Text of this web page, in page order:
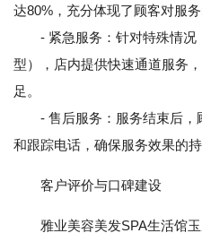
达80%，充分体现了顾客对服务
- 紧急服务：针对特殊情况
型），店内提供快速通道服务
足。
- 售后服务：服务结束后，
和跟踪电话，确保服务效果的持
客户评价与口碑建设
雅业美容美发SPA生活馆